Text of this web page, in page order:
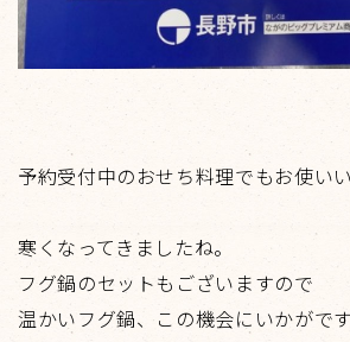
予約受付中のおせち料理でもお使い
寒くなってきましたね。
フグ鍋のセットもございますので
温かいフグ鍋、この機会にいかがで